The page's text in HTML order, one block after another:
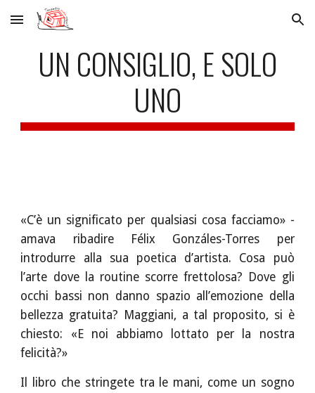
Skip to main content Skip to navigation
UN CONSIGLIO, E SOLO
UNO
«C’è un significato per qualsiasi cosa facciamo» -
amava ribadire Félix Gonzáles-Torres per
introdurre alla sua poetica d’artista. Cosa può
l’arte dove la routine scorre frettolosa? Dove gli
occhi bassi non danno spazio all’emozione della
bellezza gratuita? Maggiani, a tal proposito, si è
chiesto: «E noi abbiamo lottato per la nostra
felicità?»
Il libro che stringete tra le mani, come un sogno